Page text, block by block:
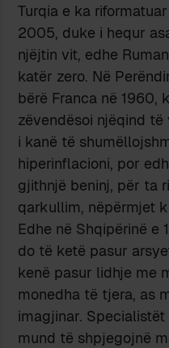
Turqia e ka
2005, duke i hequr
njëjtin vit, edhe
katër zero. Në
bërë Franca në 1960,
zëvendësoi njëqind
i kanë të
hiperinflacioni, por
gjithnjë beninj, për ta
qarkullim, nëpërmjet
Edhe në Shqipërinë e
do të ketë pasur
kenë pasur lidhje me
monedha të tjera, as
imagjinar.
mund të shpjegojnë